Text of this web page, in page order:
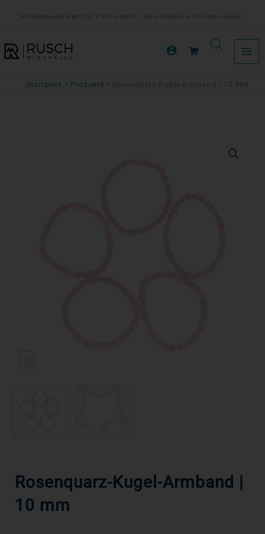
Mindestbestellwert 150 € ohne MwSt. | Kein Verkauf an Privatpersonen.
Startseite Produkte Rosenquarz-Kugel-Armband | 10 Mm
Rosenquarz-Kugel-Armband |
10 mm